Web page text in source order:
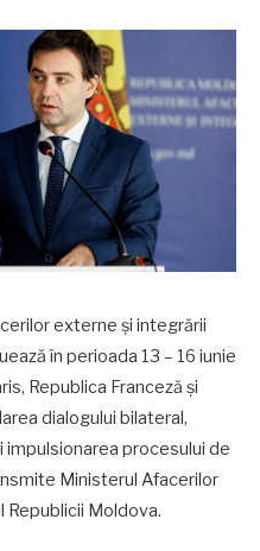
externe și integrării
în perioada 13 – 16 iunie
Republica Franceză și
dialogului bilateral,
procesului de
Ministerul Afacerilor
Republicii Moldova.